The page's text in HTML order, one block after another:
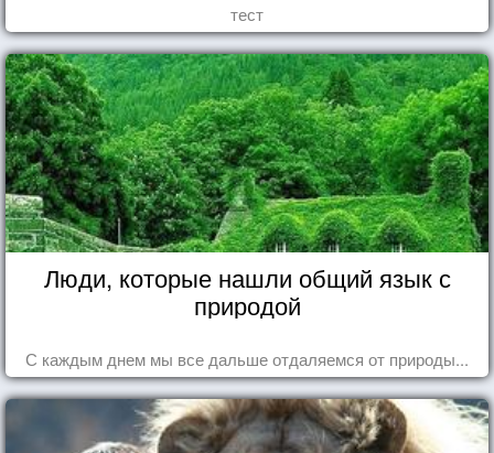
тест
Люди, которые нашли общий язык с
природой
С каждым днем мы все дальше отдаляемся от природы...